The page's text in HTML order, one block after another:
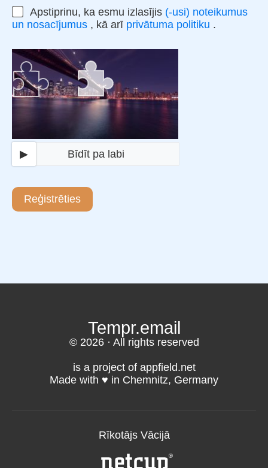
Apstiprinu, ka esmu izlasījis (-usi) noteikumus
un nosacījumus , kā arī privātuma politiku .
▶ Bīdīt pa labi
Reģistrēties
Tempr.email
© 2026 · All rights reserved
is a project of appfield.net
Made with ♥️ in Chemnitz, Germany
Rīkotājs Vācijā